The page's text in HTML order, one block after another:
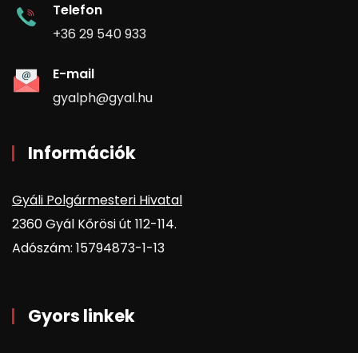
Telefon
+36 29 540 933
E-mail
gyalph@gyal.hu
Információk
Gyáli Polgármesteri Hivatal
2360 Gyál Kőrösi út 112-114.
Adószám: 15794873-1-13
Gyors linkek